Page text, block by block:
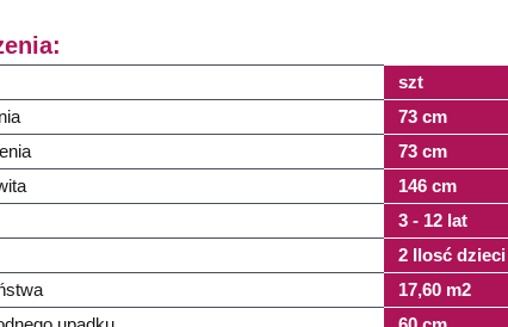
szt
73 cm
73 cm
146 cm
3 - 12 lat
2 Ilosć dzieci
17,60 m2